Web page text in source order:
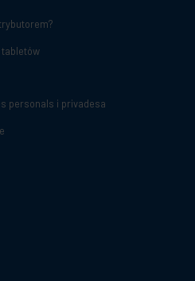
tabletów
personals i privadesa